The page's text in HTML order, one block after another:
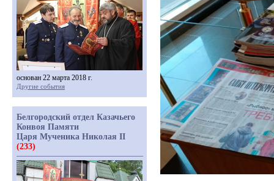
основан 22 марта 2018 г.
Другие события
Белгородский отдел Казачьего
Конвоя Памяти
Царя Мученика Николая II
(233)